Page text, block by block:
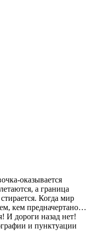
оказывается
а граница
Когда мир
кем предначертано…
И дороги назад нет!
и пунктуации